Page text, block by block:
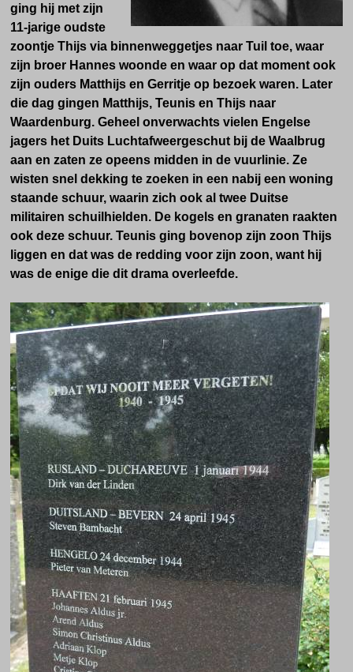
ging hij met zijn
11-jarige oudste
zoontje Thijs via binnenweggetjes naar Tuil toe, waar
zijn broer Hannes woonde en waar op dat moment ook
zijn ouders Matthijs en Gerritje op bezoek waren. Later
die dag gingen Matthijs, Teunis en Thijs naar
Waardenburg. Geheel onverwachts vielen Engelse
jagers het Duits Luchtafweergeschut bij de Waalbrug
aan en zaten ze opeens midden in de vuurlinie. Ze
wisten snel dekking te zoeken in een nabij een woning
staande schuur, waarin zich ook al twee Duitse
militairen schuilhielden. De kogels en granaten raakten
ook deze schuur. Teunis ging bovenop zijn zoon Thijs
liggen en dat was de redding voor zijn zoon, want hij
was de enige die dit drama overleefde.